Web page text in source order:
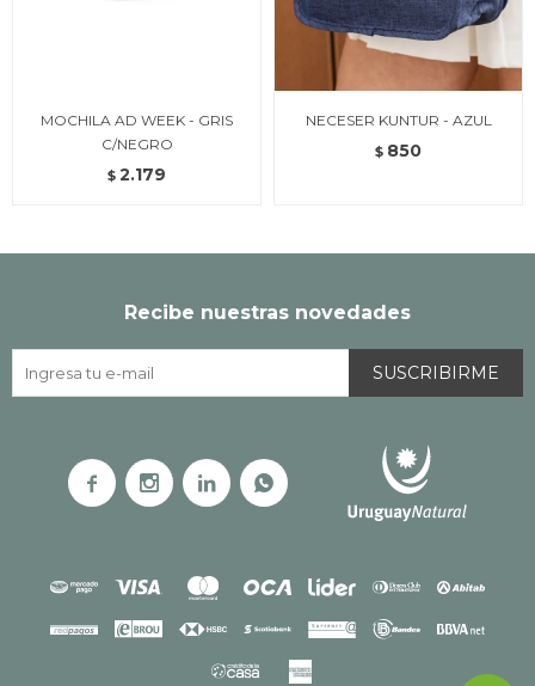
MOCHILA AD WEEK - GRIS
C/NEGRO
$ 2.179
NECESER KUNTUR - AZUL
$ 850
Recibe nuestras novedades
SUSCRIBIRME
   